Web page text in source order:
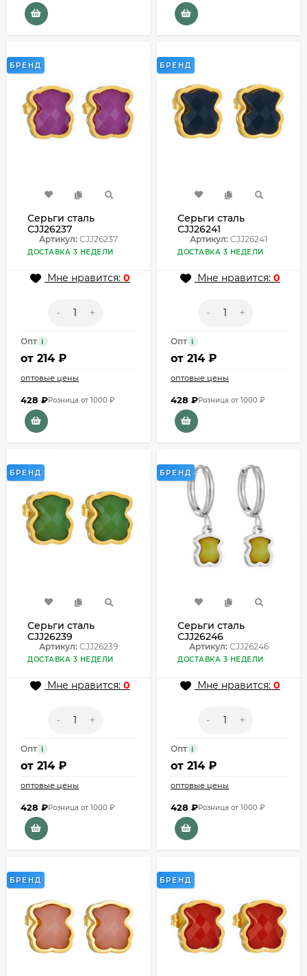
БРЕНД
Серьги сталь
CJJ26237
Артикул: CJJ26237
ДОСТАВКА 3 НЕДЕЛИ
Мне нравится: 0
- +
Опт i
от 214 ₽
оптовые цены
428 ₽Розница от 1000 ₽
БРЕНД
Серьги сталь
CJJ26241
Артикул: CJJ26241
ДОСТАВКА 3 НЕДЕЛИ
Мне нравится: 0
- +
Опт i
от 214 ₽
оптовые цены
428 ₽Розница от 1000 ₽
БРЕНД
Серьги сталь
CJJ26239
Артикул: CJJ26239
ДОСТАВКА 3 НЕДЕЛИ
Мне нравится: 0
- +
Опт i
от 214 ₽
оптовые цены
428 ₽Розница от 1000 ₽
БРЕНД
Серьги сталь
CJJ26246
Артикул:CJJ26246
ДОСТАВКА 3 НЕДЕЛИ
Мне нравится: 0
- +
Опт i
от 214 ₽
оптовые цены
428 ₽Розница от 1000 ₽
БРЕНД БРЕНД